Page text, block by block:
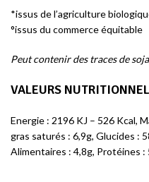
*issus de l’agriculture
°issus du commerce équitable
Peut contenir des traces de
VALEURS
Energie : 2196 KJ – 526 Kcal,
gras saturés : 6,9g, Glucides :
Alimentaires : 4,8g, Protéines :